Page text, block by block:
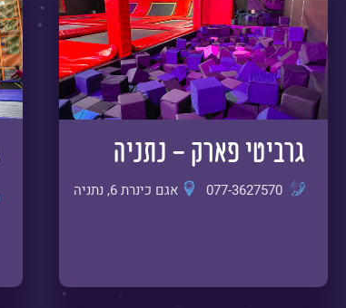
גרביטי פארק - נתניה
אגם כינרת 6, נתניה 077-3627570